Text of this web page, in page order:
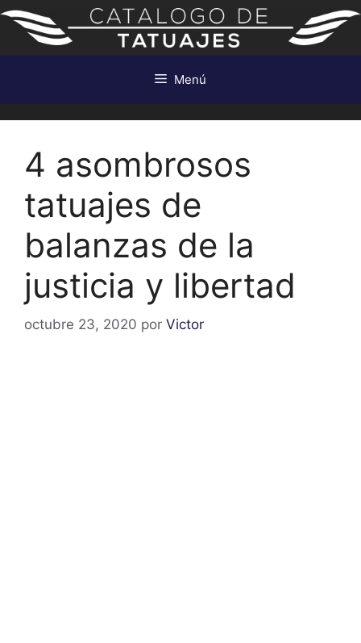
Saltar
contenido
Menú
4 asombrosos
tatuajes de
balanzas de la
justicia y libertad
octubre 23, 2020 por Victor